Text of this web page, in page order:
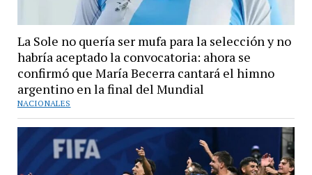
La Sole no quería ser mufa para la selección y no
habría aceptado la convocatoria: ahora se
confirmó que María Becerra cantará el himno
argentino en la final del Mundial
NACIONALES